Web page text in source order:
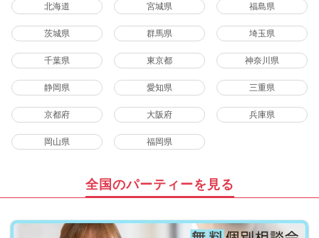
北海道 宮城県 福島県
茨城県 群馬県 埼玉県
千葉県 東京都 神奈川県
静岡県 愛知県 三重県
京都府 大阪府 兵庫県
岡山県 福岡県
全国のパーティーを見る